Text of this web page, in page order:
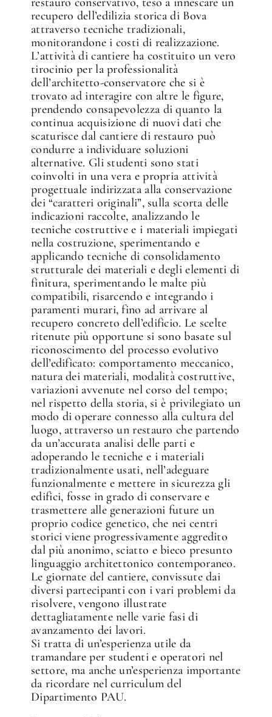
recupero dell’edilizia storica di Bova
attraverso tecniche tradizionali,
monitorandone i costi di realizzazione.
L’attività di cantiere ha costituito un vero
tirocinio per la professionalità
dell’architetto-conservatore che si è
trovato ad interagire con altre le figure,
prendendo consapevolezza di quanto la
continua acquisizione di nuovi dati che
scaturisce dal cantiere di restauro può
condurre a individuare soluzioni
alternative. Gli studenti sono stati
coinvolti in una vera e propria attività
progettuale indirizzata alla conservazione
dei “caratteri originali”, sulla scorta delle
indicazioni raccolte, analizzando le
tecniche costruttive e i materiali impiegati
nella costruzione, sperimentando e
applicando tecniche di consolidamento
strutturale dei materiali e degli elementi di
finitura, sperimentando le malte più
compatibili, risarcendo e integrando i
paramenti murari, fino ad arrivare al
recupero concreto dell’edificio. Le scelte
ritenute più opportune si sono basate sul
riconoscimento del processo evolutivo
dell’edificato: comportamento meccanico,
natura dei materiali, modalità costruttive,
variazioni avvenute nel corso del tempo;
nel rispetto della storia, si è privilegiato un
modo di operare connesso alla cultura del
luogo, attraverso un restauro che partendo
da un’accurata analisi delle parti e
adoperando le tecniche e i materiali
tradizionalmente usati, nell’adeguare
funzionalmente e mettere in sicurezza gli
edifici, fosse in grado di conservare e
trasmettere alle generazioni future un
proprio codice genetico, che nei centri
storici viene progressivamente aggredito
dal più anonimo, sciatto e bieco presunto
linguaggio architettonico contemporaneo.
Le giornate del cantiere, convissute dai
diversi partecipanti con i vari problemi da
risolvere, vengono illustrate
dettagliatamente nelle varie fasi di
avanzamento dei lavori.
Si tratta di un’esperienza utile da
tramandare per studenti e operatori nel
settore, ma anche un’esperienza importante
da ricordare nel curriculum del
Dipartimento PAU.